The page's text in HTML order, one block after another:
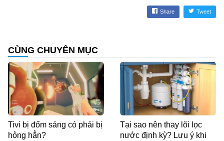
Share Tweet
CÙNG CHUYÊN MỤC
Tivi bị đốm sáng có phải bị
hỏng hẳn?
Tại sao nên thay lõi lọc
nước định kỳ? Lưu ý khi